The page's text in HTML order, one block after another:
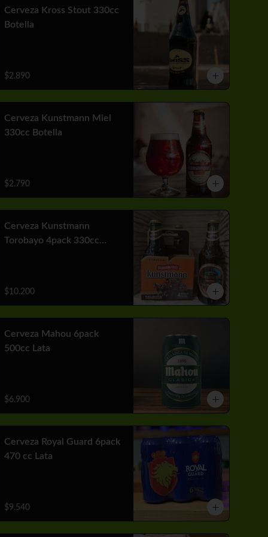
Cerveza Kross Stout 330cc
Botella
$2.890
Cerveza Kunstmann Miel
330cc Botella
$2.790
Cerveza Kunstmann
Torobayo 4pack 330cc
$10.200
Cerveza Mahou 6pack
500cc Lata
$6.900
Cerveza Royal Guard 6pack
470 cc Lata
$9.540